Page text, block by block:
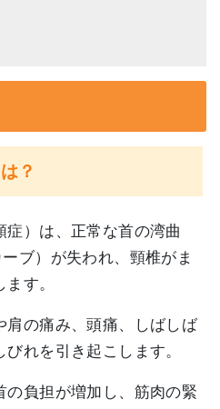
？
）は、正常な首の湾曲
ブ）が失われ、頸椎がま
す。
肩の痛み、頭痛、しばしば
れを引き起こします。
の負担が増加し、筋肉の緊